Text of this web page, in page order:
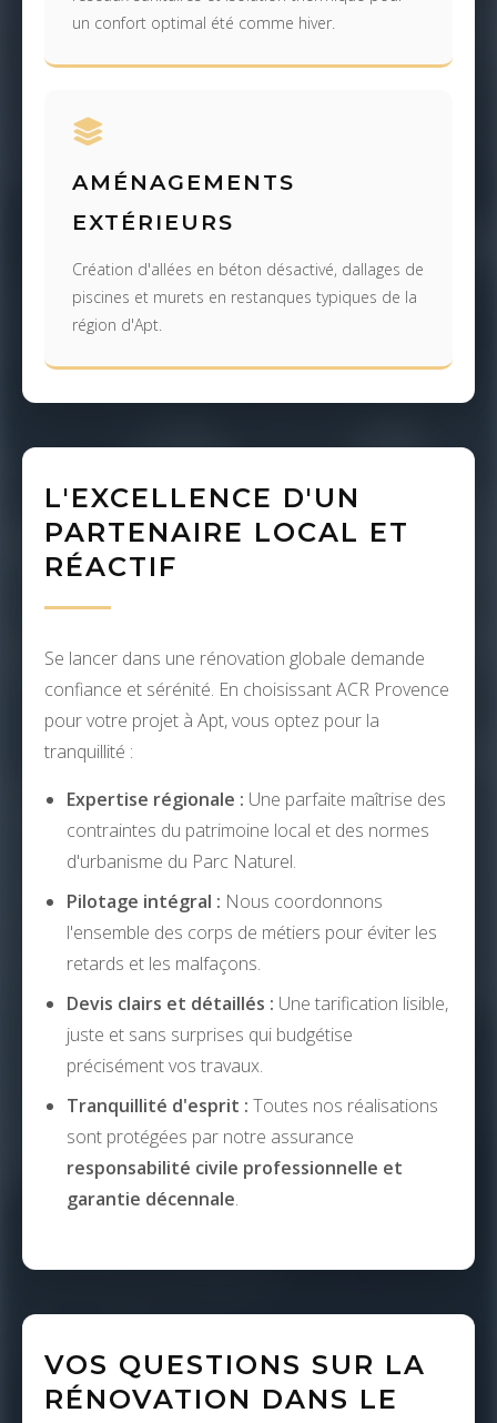
un confort optimal été comme hiver.
AMÉNAGEMENTS
EXTÉRIEURS
Création d'allées en béton désactivé, dallages de
piscines et murets en restanques typiques de la
région d'Apt.
L'EXCELLENCE D'UN
PARTENAIRE LOCAL ET
RÉACTIF
Se lancer dans une rénovation globale demande
confiance et sérénité. En choisissant ACR Provence
pour votre projet à Apt, vous optez pour la
tranquillité :
Expertise régionale : Une parfaite maîtrise des
contraintes du patrimoine local et des normes
d'urbanisme du Parc Naturel.
Pilotage intégral : Nous coordonnons
l'ensemble des corps de métiers pour éviter les
retards et les malfaçons.
Devis clairs et détaillés : Une tarification lisible,
juste et sans surprises qui budgétise
précisément vos travaux.
Tranquillité d'esprit : Toutes nos réalisations
sont protégées par notre assurance
responsabilité civile professionnelle et
garantie décennale.
VOS QUESTIONS SUR LA
RÉNOVATION DANS LE